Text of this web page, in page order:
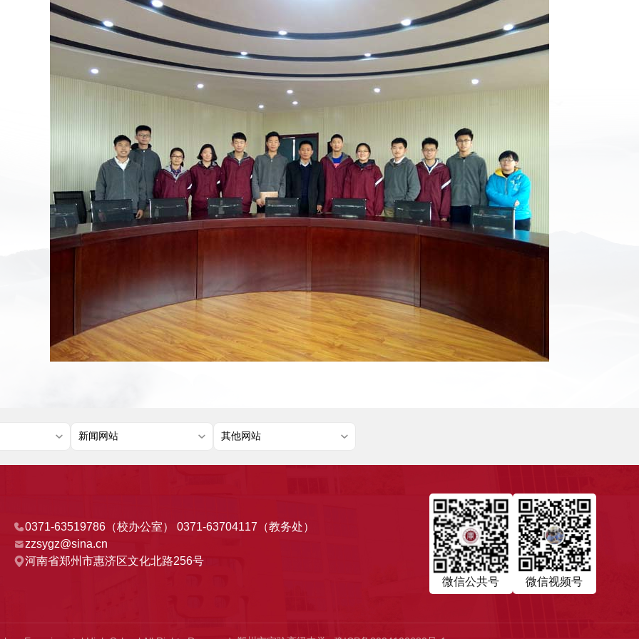
0371-63519786（校办公室） 0371-63704117（教务处）
zzsygz@sina.cn
河南省郑州市惠济区文化北路256号
微信公共号
微信视频号